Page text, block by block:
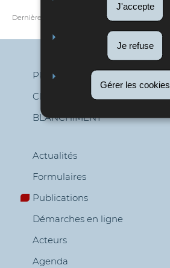
J'accepte
Je refuse
Gérer les cookies
Dernière mise à jour 07/12/2022
Menu
de
navigation
PROFESSIONNEL
CITOYEN
BLANCHIMENT
Actualités
Formulaires
Publications
Démarches en ligne
Acteurs
Agenda